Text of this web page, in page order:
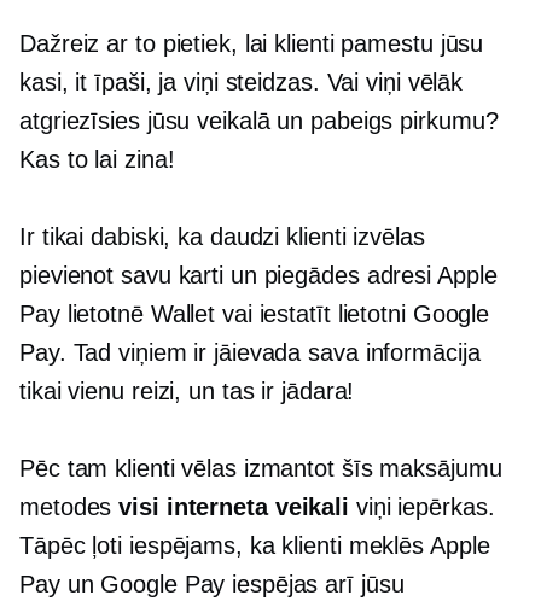
Dažreiz ar to pietiek, lai klienti pamestu jūsu
kasi, it īpaši, ja viņi steidzas. Vai viņi vēlāk
atgriezīsies jūsu veikalā un pabeigs pirkumu?
Kas to lai zina!
Ir tikai dabiski, ka daudzi klienti izvēlas
pievienot savu karti un piegādes adresi Apple
Pay lietotnē Wallet vai iestatīt lietotni Google
Pay. Tad viņiem ir jāievada sava informācija
tikai vienu reizi, un tas ir jādara!
Pēc tam klienti vēlas izmantot šīs maksājumu
metodesvisi interneta veikali viņi iepērkas.
Tāpēc ļoti iespējams, ka klienti meklēs Apple
Pay un Google Pay iespējas arī jūsu